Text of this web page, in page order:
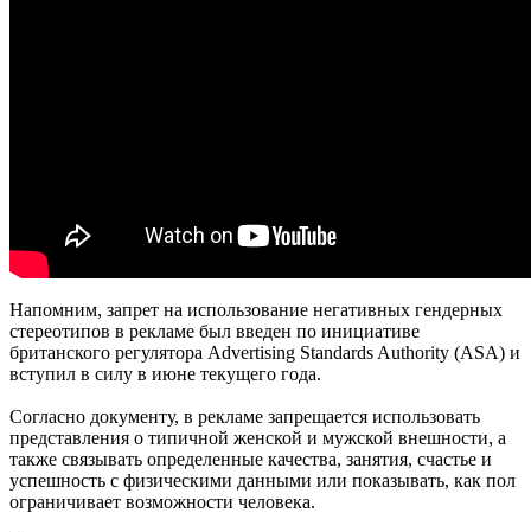
Напомним, запрет на использование негативных гендерных
стереотипов в рекламе был введен по инициативе
британского регулятора Advertising Standards Authority (ASA) и
вступил в силу в июне текущего года.
Согласно документу, в рекламе запрещается использовать
представления о типичной женской и мужской внешности, а
также связывать определенные качества, занятия, счастье и
успешность с физическими данными или показывать, как пол
ограничивает возможности человека.